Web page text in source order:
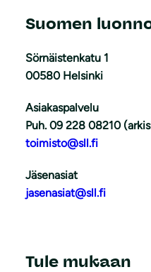
Suomen
Sörnäistenkatu 1
00580 Helsinki
Asiakaspalvelu
Puh. 09 228 08210
toimisto@sll.fi
Jäsenasiat
jasenasiat@sll.fi
Tule mukaan